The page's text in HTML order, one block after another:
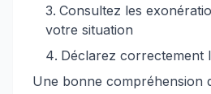
Consultez les
votre situation
Déclarez correctement
Une bonne compréhension